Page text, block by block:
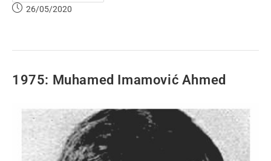
26/05/2020
1975: Muhamed Imamović Ahmed